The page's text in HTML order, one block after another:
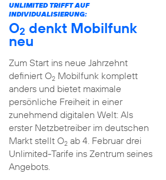
UNLIMITED TRIFFT AUF
INDIVIDUALISIERUNG:
O2 denkt Mobilfunk
neu
Zum Start ins neue Jahrzehnt
definiert O2Mobilfunk komplett
anders und bietet maximale
persönliche Freiheit in einer
zunehmend digitalen Welt: Als
erster Netzbetreiber im deutschen
Markt stellt O2ab 4. Februar drei
Unlimited-Tarife ins Zentrum seines
Angebots.